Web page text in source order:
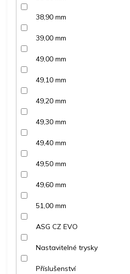
38,90 mm
39,00 mm
49,00 mm
49,10 mm
49,20 mm
49,30 mm
49,40 mm
49,50 mm
49,60 mm
51,00 mm
ASG CZ EVO
Nastavitelné trysky
Příslušenství